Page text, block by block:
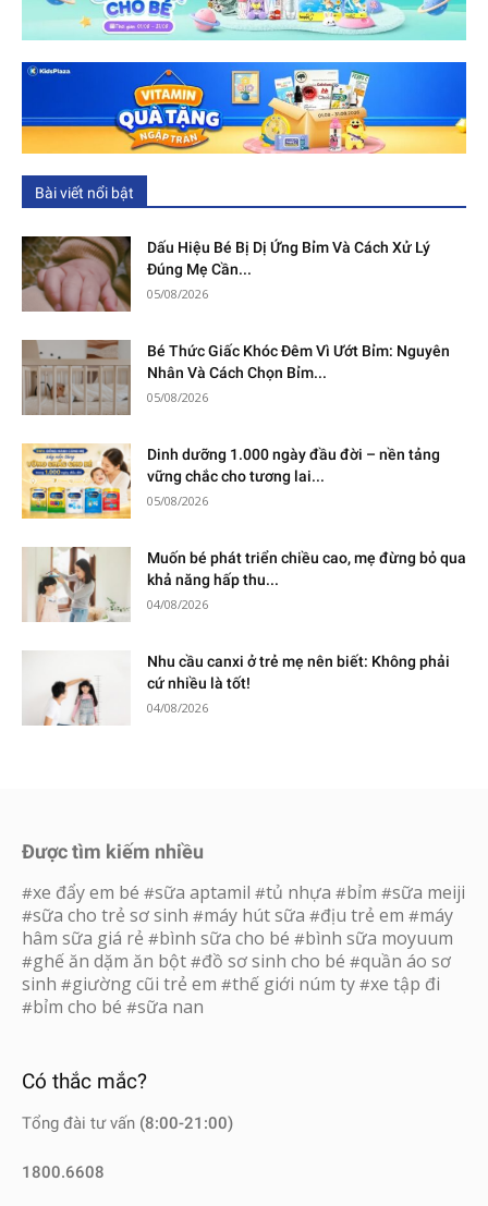
Bài viết nổi bật
Dấu Hiệu Bé Bị Dị Ứng Bỉm Và Cách Xử Lý
Đúng Mẹ Cần...
05/08/2026
Bé Thức Giấc Khóc Đêm Vì Ướt Bỉm: Nguyên
Nhân Và Cách Chọn Bỉm...
05/08/2026
Dinh dưỡng 1.000 ngày đầu đời – nền tảng
vững chắc cho tương lai...
05/08/2026
Muốn bé phát triển chiều cao, mẹ đừng bỏ qua
khả năng hấp thu...
04/08/2026
Nhu cầu canxi ở trẻ mẹ nên biết: Không phải
cứ nhiều là tốt!
04/08/2026
Được tìm kiếm nhiều
#xe đẩy em bé #sữa aptamil #tủ nhựa #bỉm #sữa meiji
#sữa cho trẻ sơ sinh #máy hút sữa #địu trẻ em #máy
hâm sữa giá rẻ #bình sữa cho bé #bình sữa moyuum
#ghế ăn dặm ăn bột #đồ sơ sinh cho bé #quần áo sơ
sinh #giường cũi trẻ em #thế giới núm ty #xe tập đi
#bỉm cho bé #sữa nan
Có thắc mắc?
Tổng đài tư vấn (8:00-21:00)
1800.6608